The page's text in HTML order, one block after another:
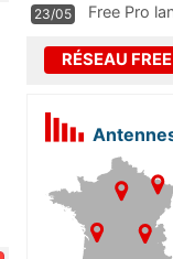
23/05 Free Pro
RÉSEAU